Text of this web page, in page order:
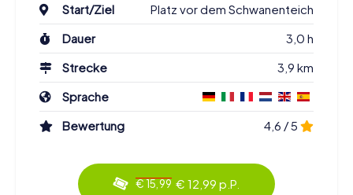
Start/Ziel
Platz vor dem Schwanenteich
Dauer
3,0 h
Strecke
3,9 km
Sprache
Bewertung
4,6 / 5
€ 15,99 € 12,99 p.P.